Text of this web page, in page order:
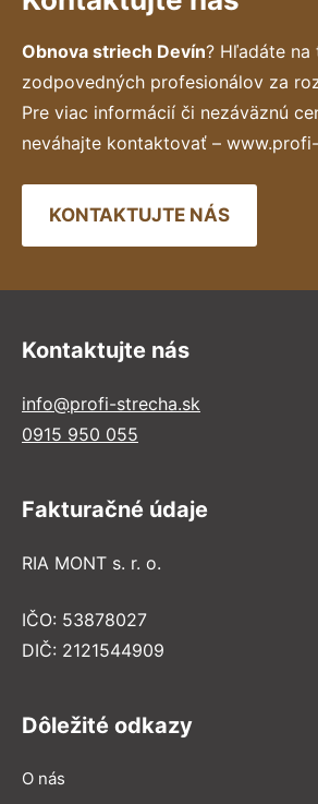
Obnova striech Devín? Hľadáte na
zodpovedných profesionálov za
Pre viac informácií či nezáväznú
neváhajte kontaktovať –
KONTAKTUJTE NÁS
Kontaktujte nás
info@profi-strecha.sk
0915 950 055
Fakturačné údaje
RIA MONT s. r. o.
IČO: 53878027
DIČ: 2121544909
Dôležité odkazy
O nás